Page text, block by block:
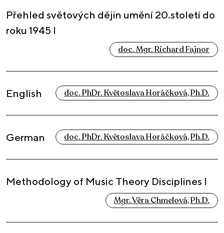
Přehled světových dějin umění 20.století do
roku 1945 I
doc. Mgr. Richard Fajnor
English doc. PhDr. Květoslava Horáčková, Ph.D.
German doc. PhDr. Květoslava Horáčková, Ph.D.
Methodology of Music Theory Disciplines I
Mgr. Věra Chmelová, Ph.D.